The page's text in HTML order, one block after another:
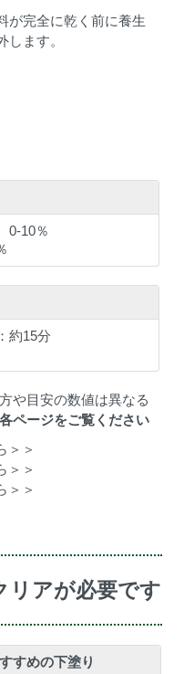
が完全に乾く前に養生
します。
0-10％
約15分
や目安の数値は異なる
ページをご覧ください
＞＞
＞＞
＞＞
リアが必要です
すめの下塗り